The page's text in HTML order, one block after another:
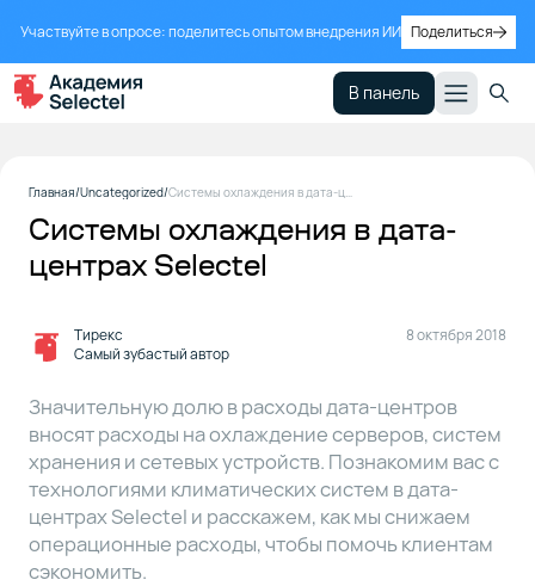
Участвуйте в опросе: поделитесь опытом внедрения ИИ Поделиться
В панель
Главная Uncategorized Cистемы охлаждения в дата-центрах Selectel
Cистемы охлаждения в дата-
центрах Selectel
Тирекс
Самый зубастый автор
8 октября 2018
Значительную долю в расходы дата-центров
вносят расходы на охлаждение серверов, систем
хранения и сетевых устройств. Познакомим вас с
технологиями климатических систем в дата-
центрах Selectel и расскажем, как мы снижаем
операционные расходы, чтобы помочь клиентам
сэкономить.